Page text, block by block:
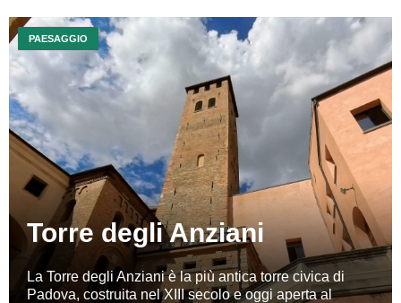
Torre degli Anziani
La Torre degli Anziani è la più antica torre civica di
Padova, costruita nel XIII secolo e oggi aperta al
PAESAGGIO